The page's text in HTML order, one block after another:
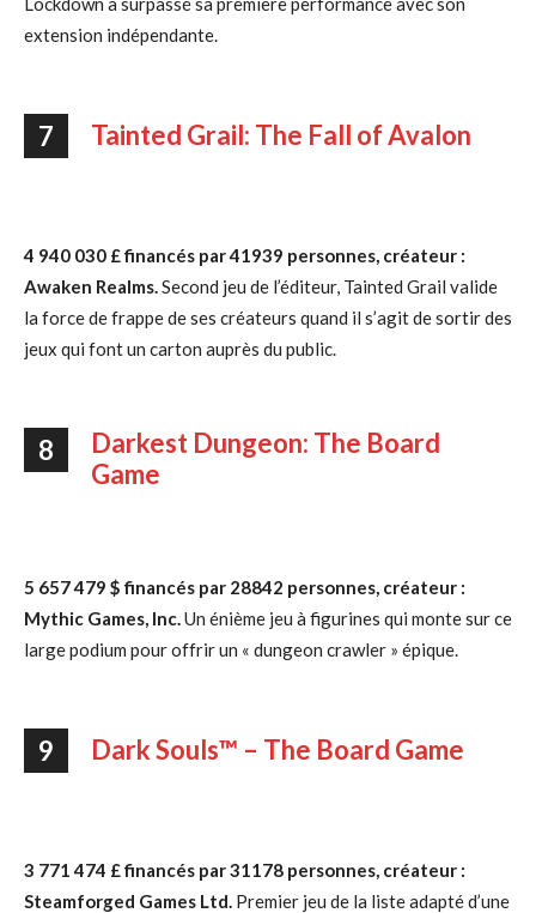
extension indépendante.
7 Tainted Grail: The Fall of Avalon
4 940 030 £ financés par 41939 personnes, créateur :
Awaken Realms. Second jeu de l’éditeur, Tainted Grail valide
la force de frappe de ses créateurs quand il s’agit de sortir des
jeux qui font un carton auprès du public.
8
Darkest Dungeon: The Board
Game
5 657 479 $ financés par 28842 personnes, créateur :
Mythic Games, Inc. Un énième jeu à figurines qui monte sur ce
large podium pour offrir un « dungeon crawler » épique.
9 Dark Souls™ – The Board Game
3 771 474 £ financés par 31178 personnes, créateur :
Steamforged Games Ltd. Premier jeu de la liste adapté d’une